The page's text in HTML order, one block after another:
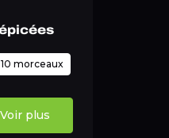
10 morceaux
Voir plus